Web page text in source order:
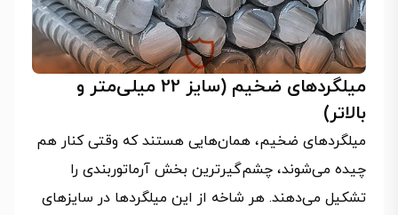
میلگردهای ضخیم (سایز 22 میلی‌متر و
بالاتر)
میلگردهای ضخیم، همان‌هایی هستند که وقتی کنار هم
چیده می‌شوند، چشم‌گیرترین بخش آرماتوربندی را
تشکیل می‌دهند. هر شاخه از این میلگردها در سایزهای